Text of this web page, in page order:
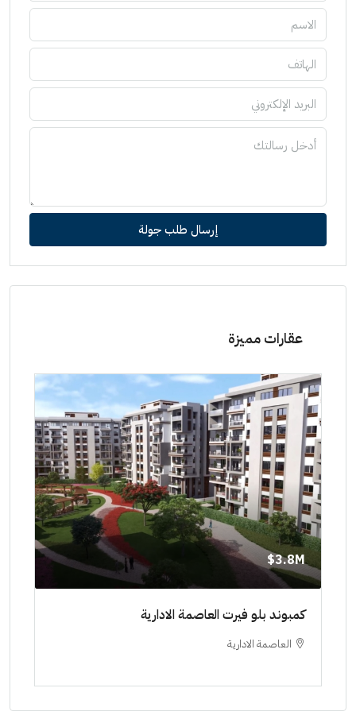
إرسال طلب جولة
عقارات مميزة
3.8M$
كمبوند بلو فيرت العاصمة الادارية
العاصمة الادارية